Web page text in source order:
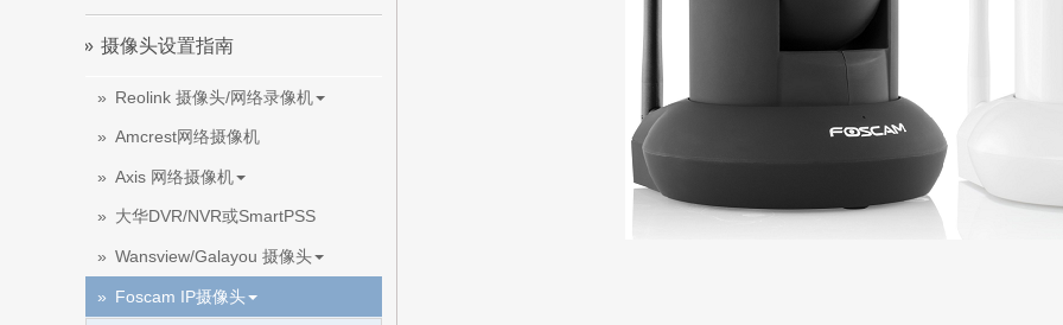
摄像头设置指南
Reolink 摄像头/网络录像机
Amcrest网络摄像机
Axis 网络摄像机
大华DVR/NVR或SmartPSS
Wansview/Galayou 摄像头
Foscam IP摄像头